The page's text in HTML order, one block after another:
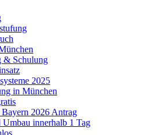
& Schulung
2025
in München
2026 Antrag
innerhalb 1 Tag